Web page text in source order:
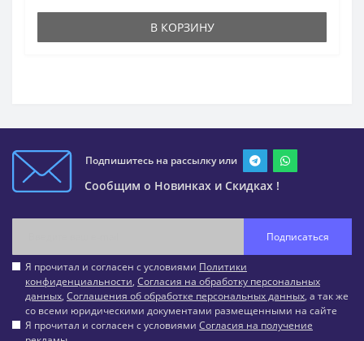
В КОРЗИНУ
Подпишитесь на рассылку или
Сообщим о Новинках и Скидках !
Подписаться
Я прочитал и согласен с условиями Политики
конфиденциальности, Согласия на обработку персональных
данных, Соглашения об обработке персональных данных, а так же
со всеми юридическими документами размещенными на сайте
Я прочитал и согласен с условиями Согласия на получение